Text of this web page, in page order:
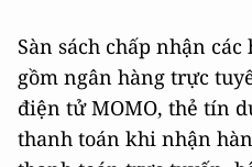
Sàn sách chấp nhận
gồm ngân hàng trực
điện tử MOMO, thẻ tín
thanh toán khi nhận